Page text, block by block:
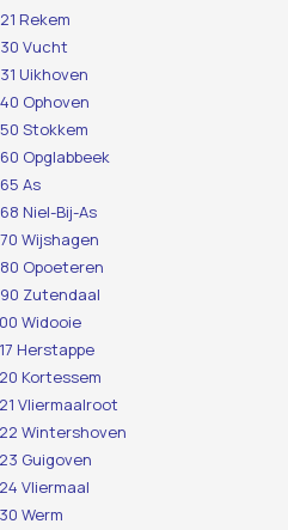
Rekem
Vucht
Uikhoven
Ophoven
Stokkem
Opglabbeek
As
Niel-Bij-As
Wijshagen
Opoeteren
Zutendaal
Widooie
Herstappe
Kortessem
Vliermaalroot
Wintershoven
Guigoven
Vliermaal
Werm